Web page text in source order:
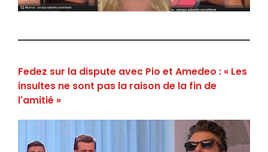
Fedez sur la dispute avec Pio et Amedeo : « Les
insultes ne sont pas la raison de la fin de
l'amitié »